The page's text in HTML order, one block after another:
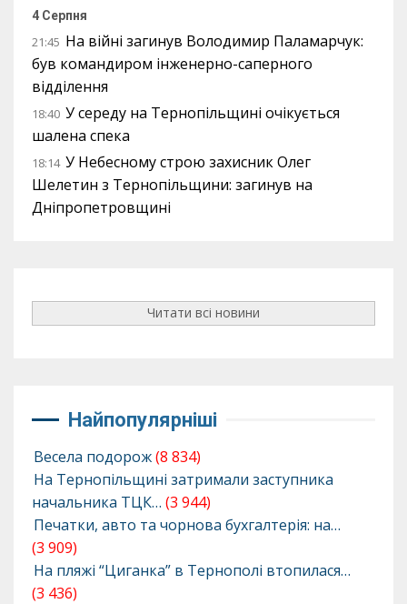
4 Серпня
21:45 На війні загинув Володимир Паламарчук:
був командиром інженерно-саперного
відділення
18:40 У середу на Тернопільщині очікується
шалена спека
18:14 У Небесному строю захисник Олег
Шелетин з Тернопільщини: загинув на
Дніпропетровщині
Читати всі новини
Найпопулярніші
Весела подорож(8 834)
На Тернопільщині затримали заступника
начальника ТЦК… (3 944)
Печатки, авто та чорнова бухгалтерія: на…
(3 909)
На пляжі “Циганка” в Тернополі втопилася…
(3 436)